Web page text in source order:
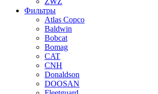
Фильтры
Atlas Copco
Baldwin
Bobcat
Bomag
CAT
CNH
Donaldson
DOOSAN